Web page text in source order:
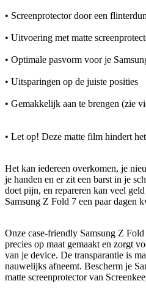
• Screenprotector door een
• Uitvoering met matte
• Optimale pasvorm voor je
• Uitsparingen op de juiste posities
• Gemakkelijk aan te brengen (zie
• Let op! Deze matte film hindert
Het kan iedereen overkomen, je
je handen en er zit een barst in je
doet pijn, en repareren kan veel
Samsung Z Fold 7 een paar dagen
Onze case-friendly Samsung Z
precies op maat gemaakt en zorgt
van je device. De transparantie is
nauwelijks afneemt. Bescherm je
matte screenprotector van